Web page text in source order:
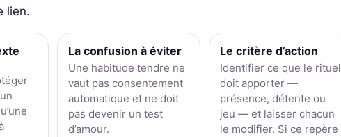
lien.
La confusion à éviter
Une habitude tendre ne
vaut pas consentement
automatique et ne doit
pas devenir un test
d’amour.
Le critère d’action
Identifier ce que le rituel
doit apporter —
présence, détente ou
jeu — et laisser chacun
le modifier. Si ce repère